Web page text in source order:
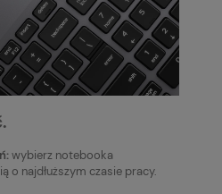
wybierz notebooka
o najdłuższym czasie pracy.